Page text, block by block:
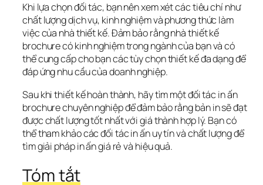
Khi lựa chọn đối tác, bạn nên xem xét các tiêu chí như
chất lượng dịch vụ, kinh nghiệm và phương thức làm
việc của nhà thiết kế. Đảm bảo rằng nhà thiết kế
brochure có kinh nghiệm trong ngành của bạn và có
thể cung cấp cho bạn các tùy chọn thiết kế đa dạng để
đáp ứng nhu cầu của doanh nghiệp.
Sau khi thiết kế hoàn thành, hãy tìm một đối tác in ấn
brochure chuyên nghiệp để đảm bảo rằng bản in sẽ đạt
được chất lượng tốt nhất với giá thành hợp lý. Bạn có
thể tham khảo các đối tác in ấn uy tín và chất lượng để
tìm giải pháp in ấn giá rẻ và hiệu quả.
Tóm tắt